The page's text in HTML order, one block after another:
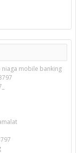
mobile banking